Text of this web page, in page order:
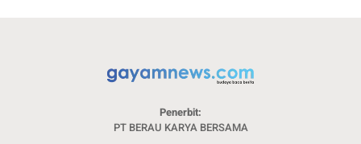
Penerbit:
PT BERAU KARYA BERSAMA